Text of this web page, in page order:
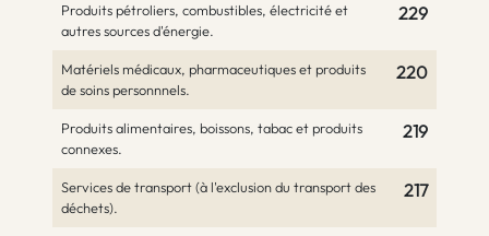
Produits pétroliers, combustibles, électricité et
autres sources d'énergie.
229
Matériels médicaux, pharmaceutiques et produits
de soins personnnels.
220
Produits alimentaires, boissons, tabac et produits
connexes.
219
Services de transport (à l'exclusion du transport des
déchets).
217